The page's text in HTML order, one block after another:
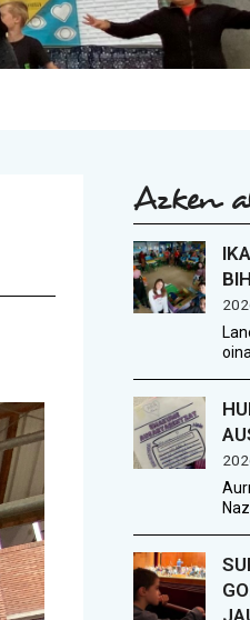
Azken